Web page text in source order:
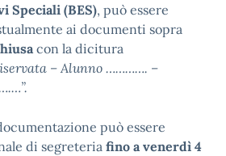
Speciali (BES), può essere
ai documenti sopra
con la dicitura
– Alunno …………. –
può essere
di segreteria fino a venerdì 4